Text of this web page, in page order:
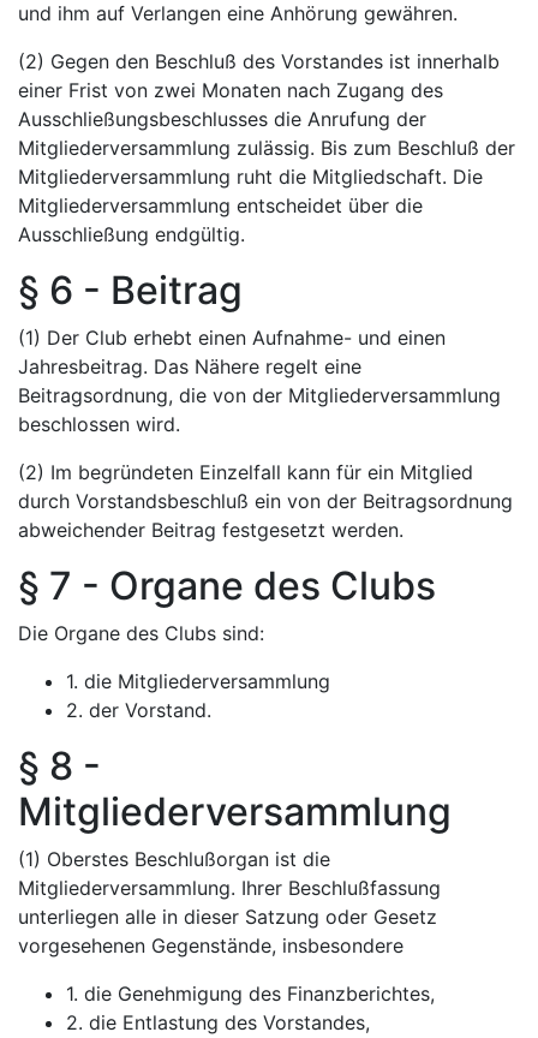
und ihm auf Verlangen eine Anhörung gewähren.
(2) Gegen den Beschluß des Vorstandes ist innerhalb
einer Frist von zwei Monaten nach Zugang des
Ausschließungsbeschlusses die Anrufung der
Mitgliederversammlung zulässig. Bis zum Beschluß der
Mitgliederversammlung ruht die Mitgliedschaft. Die
Mitgliederversammlung entscheidet über die
Ausschließung endgültig.
§ 6 - Beitrag
(1) Der Club erhebt einen Aufnahme- und einen
Jahresbeitrag. Das Nähere regelt eine
Beitragsordnung, die von der Mitgliederversammlung
beschlossen wird.
(2) Im begründeten Einzelfall kann für ein Mitglied
durch Vorstandsbeschluß ein von der Beitragsordnung
abweichender Beitrag festgesetzt werden.
§ 7 - Organe des Clubs
Die Organe des Clubs sind:
1. die Mitgliederversammlung
2. der Vorstand.
§ 8 -
Mitgliederversammlung
(1) Oberstes Beschlußorgan ist die
Mitgliederversammlung. Ihrer Beschlußfassung
unterliegen alle in dieser Satzung oder Gesetz
vorgesehenen Gegenstände, insbesondere
1. die Genehmigung des Finanzberichtes,
2. die Entlastung des Vorstandes,